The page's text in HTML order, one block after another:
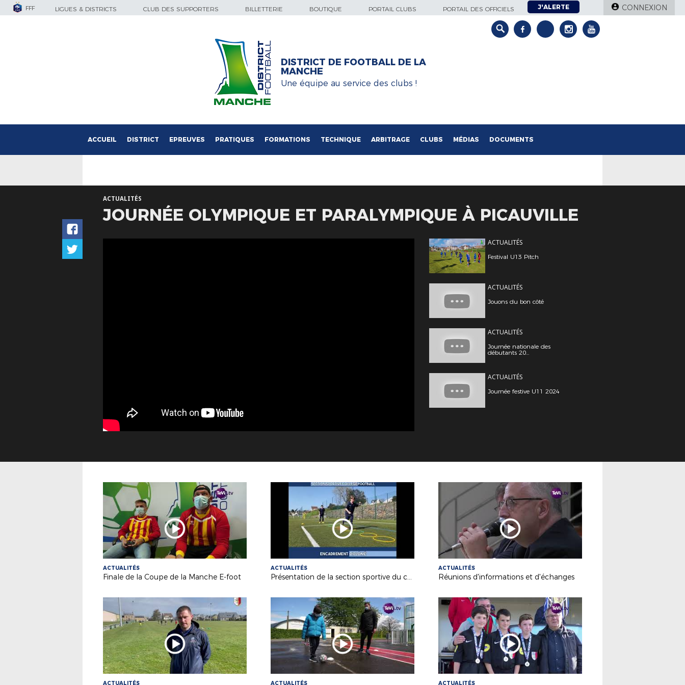
FFF LIGUES & DISTRICTS CLUB DES SUPPORTERS BILLETTERIE BOUTIQUE PORTAIL CLUBS PORTAIL DES OFFICIELS J'ALERTE CONNEXION
DISTRICT DE FOOTBALL DE LA
MANCHE
Une équipe au service des clubs !
ACCUEIL DISTRICT EPREUVES PRATIQUES FORMATIONS TECHNIQUE ARBITRAGE CLUBS MÉDIAS DOCUMENTS
ACTUALITÉS
JOURNÉE OLYMPIQUE ET PARALYMPIQUE À PICAUVILLE
ACTUALITÉS
Festival U13 Pitch
ACTUALITÉS
Jouons du bon côté
ACTUALITÉS
Journée nationale des
débutants 20...
ACTUALITÉS
Journée festive U11 2024
ACTUALITÉS
Finale de la Coupe de la Manche E-foot
ACTUALITÉS
Présentation de la section sportive du collège de Granville
ACTUALITÉS
Réunions d'informations et d'échanges
ACTUALITÉS ACTUALITÉS ACTUALITÉS